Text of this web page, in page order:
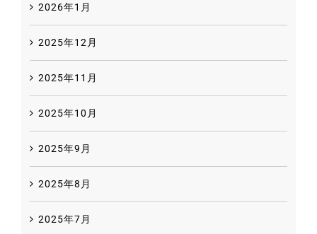
2026年1月
2025年12月
2025年11月
2025年10月
2025年9月
2025年8月
2025年7月